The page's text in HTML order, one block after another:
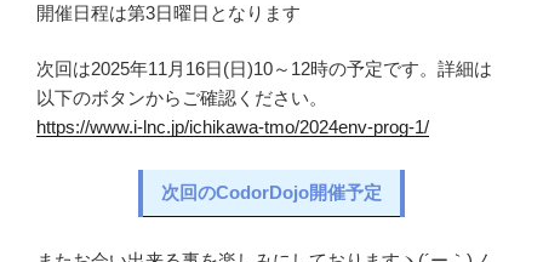
開催日程は第3日曜日となります
次回は2025年11月16日(日)10～12時の予定です。詳細は
以下のボタンからご確認ください。
https://www.i-lnc.jp/ichikawa-tmo/2024env-prog-1/
次回のCodorDojo開催予定